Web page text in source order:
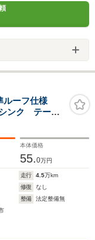
ーフ仕様
ンク テーブ
ーター 夏
本体価格
55.0万円
走行 4.5万km
修復
なし
整備
法定整備無